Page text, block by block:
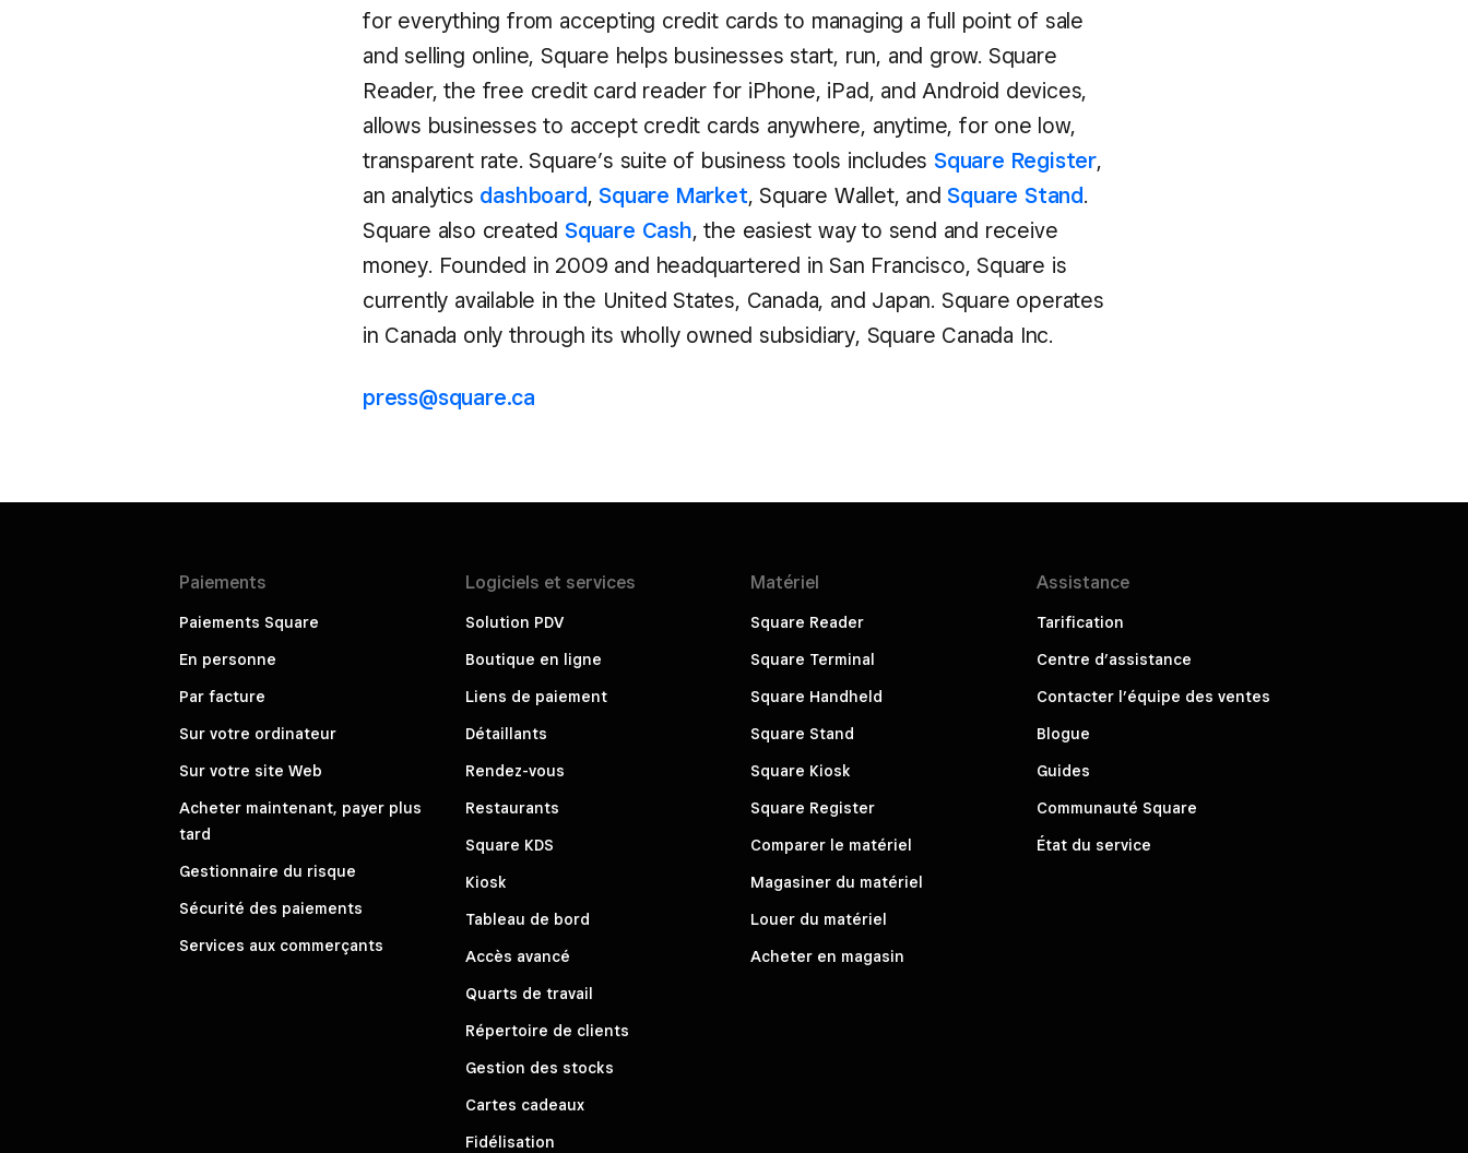
for everything from accepting credit cards to managing a full point of sale
and selling online, Square helps businesses start, run, and grow. Square
Reader, the free credit card reader for iPhone, iPad, and Android devices,
allows businesses to accept credit cards anywhere, anytime, for one low,
transparent rate. Square’s suite of business tools includes Square Register,
an analytics dashboard, Square Market, Square Wallet, and Square Stand.
Square also created Square Cash, the easiest way to send and receive
money. Founded in 2009 and headquartered in San Francisco, Square is
currently available in the United States, Canada, and Japan. Square operates
in Canada only through its wholly owned subsidiary, Square Canada Inc.
press@square.ca
Paiements
Paiements Square
En personne
Par facture
Sur votre ordinateur
Sur votre site Web
Acheter maintenant, payer plus
tard
Gestionnaire du risque
Sécurité des paiements
Services aux commerçants
Logiciels et services
Solution PDV
Boutique en ligne
Liens de paiement
Détaillants
Rendez-vous
Restaurants
Square KDS
Kiosk
Tableau de bord
Accès avancé
Quarts de travail
Répertoire de clients
Gestion des stocks
Cartes cadeaux
Fidélisation
Matériel
Square Reader
Square Terminal
Square Handheld
Square Stand
Square Kiosk
Square Register
Comparer le matériel
Magasiner du matériel
Louer du matériel
Acheter en magasin
Assistance
Tarification
Centre d’assistance
Contacter l’équipe des ventes
Blogue
Guides
Communauté Square
État du service